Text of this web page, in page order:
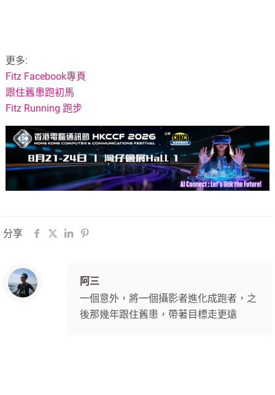
更多:
Fitz Facebook專頁
跟住舊患跑初馬
Fitz Running 跑步
分享
阿三
一個意外，將一個攝影者進化成跑者，之
後那幾年跟住舊患，帶著目標走更遠